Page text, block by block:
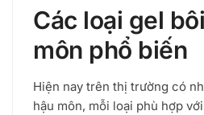
Các loại gel
môn phổ biến
Hiện nay trên thị trường có
hậu môn, mỗi loại phù hợp